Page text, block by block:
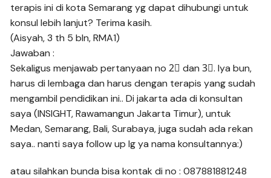
terapis ini di kota Semarang yg dapat dihubungi untuk
konsul lebih lanjut? Terima kasih.
(Aisyah, 3 th 5 bln, RMA1)
Jawaban :
Sekaligus menjawab pertanyaan no 2⃣ dan 3⃣. Iya bun,
harus di lembaga dan harus dengan terapis yang sudah
mengambil pendidikan ini.. Di jakarta ada di konsultan
saya (INSIGHT, Rawamangun Jakarta Timur), untuk
Medan, Semarang, Bali, Surabaya, juga sudah ada rekan
saya.. nanti saya follow up lg ya nama konsultannya:)
atau silahkan bunda bisa kontak di no : 087881881248